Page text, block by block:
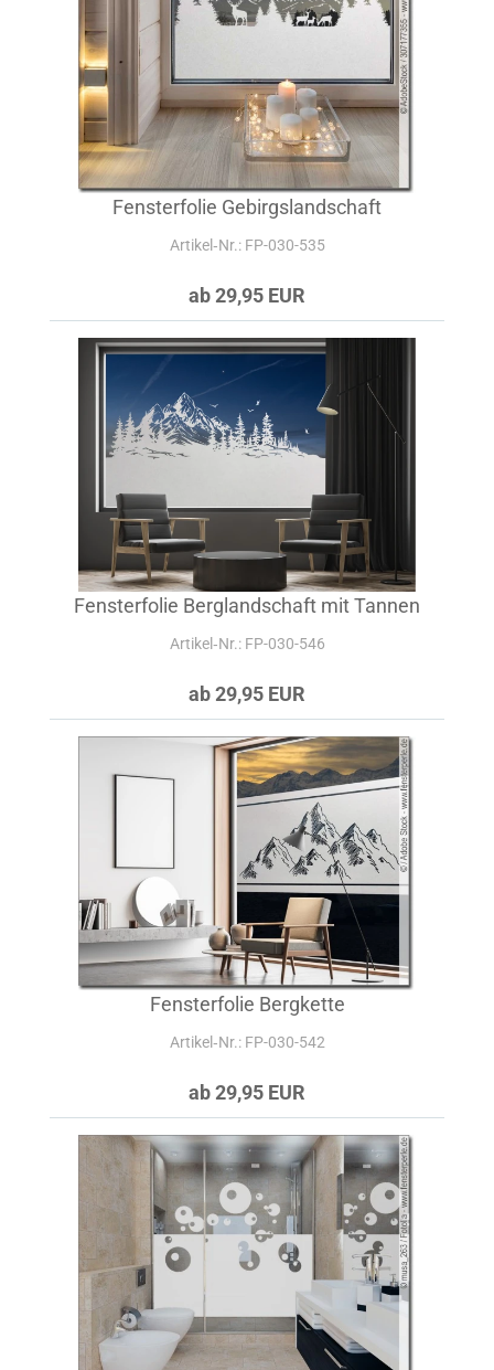
Fensterfolie Gebirgslandschaft
Artikel‑Nr.: FP-030-535
ab 29,95 EUR
Fensterfolie Berglandschaft mit Tannen
Artikel‑Nr.: FP-030-546
ab 29,95 EUR
Fensterfolie Bergkette
Artikel‑Nr.: FP-030-542
ab 29,95 EUR